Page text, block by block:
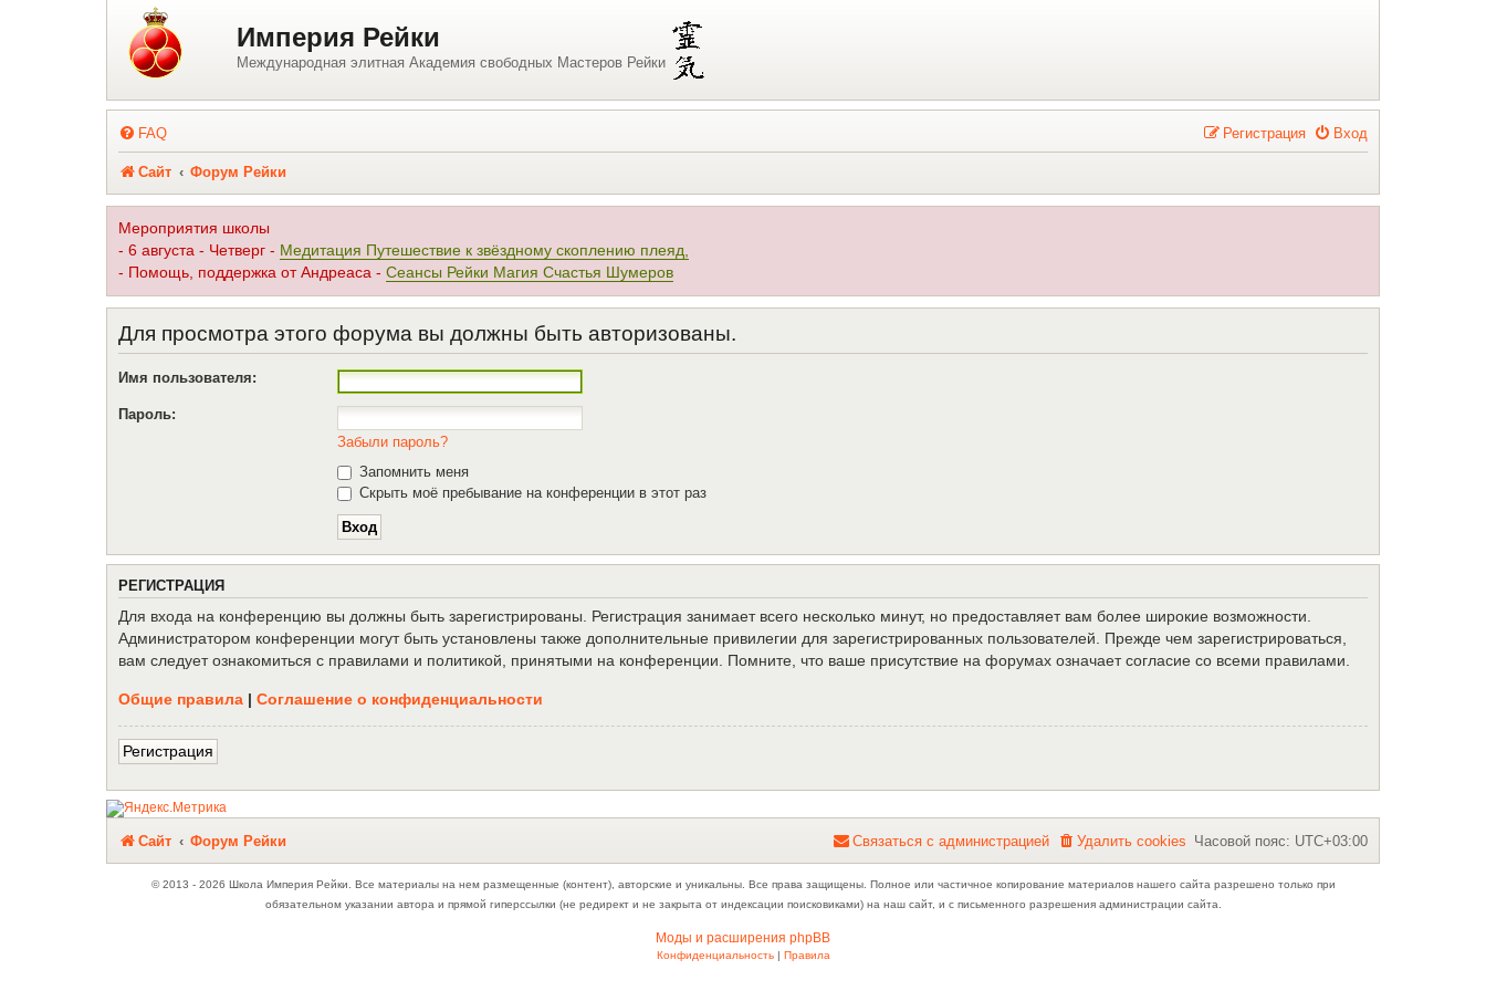
Регистрация Империя Рейки
Международная элитная Академия свободных Мастеров Рейки
FAQ Вход
Регистрация
Сайт Форум Рейки
Мероприятия школы
- 6 августа - Четверг - Медитация Путешествие к звёздному скоплению плеяд,
- Помощь, поддержка от Андреаса - Сеансы Рейки Магия Счастья Шумеров
Для просмотра этого форума вы должны быть авторизованы.
Имя пользователя:
Пароль:
Забыли пароль?
Запомнить меня
Скрыть моё пребывание на конференции в этот раз
РЕГИСТРАЦИЯ
Для входа на конференцию вы должны быть зарегистрированы. Регистрация занимает всего несколько минут, но предоставляет вам более широкие возможности.
Администратором конференции могут быть установлены также дополнительные привилегии для зарегистрированных пользователей. Прежде чем зарегистрироваться,
вам следует ознакомиться с правилами и политикой, принятыми на конференции. Помните, что ваше присутствие на форумах означает согласие со всеми правилами.
Общие правила | Соглашение о конфиденциальности
Регистрация
Сайт Форум Рейки Часовой пояс: UTC+03:00
Удалить cookies
Связаться с
Связаться с администрацией
© 2013 - 2026 Школа Империя Рейки. Все материалы на нем размещенные (контент), авторские и уникальны. Все права защищены. Полное или частичное копирование материалов нашего сайта разрешено только при
обязательном указании автора и прямой гиперссылки (не редирект и не закрыта от индексации поисковиками) на наш сайт, и с письменного разрешения администрации сайта.
Моды и расширения phpBB
Конфиденциальность| Правила